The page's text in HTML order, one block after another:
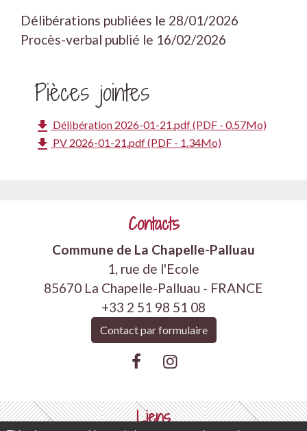
Délibérations publiées le 28/01/2026
Procès-verbal publié le 16/02/2026
Pièces jointes
file_download Délibération 2026-01-21.pdf (PDF - 0.57Mo)
file_download PV 2026-01-21.pdf (PDF - 1.34Mo)
Contacts
Commune de La Chapelle-Palluau
1, rue de l'Ecole
85670 La Chapelle-Palluau - FRANCE
+33 2 51 98 51 08
Contact par formulaire
Liens